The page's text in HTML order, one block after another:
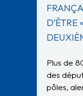
D’ÊTRE
Plus de
des
pôles,